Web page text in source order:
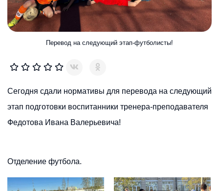
Перевод на следующий этап-футболисты!
Сегодня сдали нормативы для перевода на следующий
этап подготовки воспитанники тренера-преподавателя
Федотова Ивана Валерьевича!
Отделение футбола.